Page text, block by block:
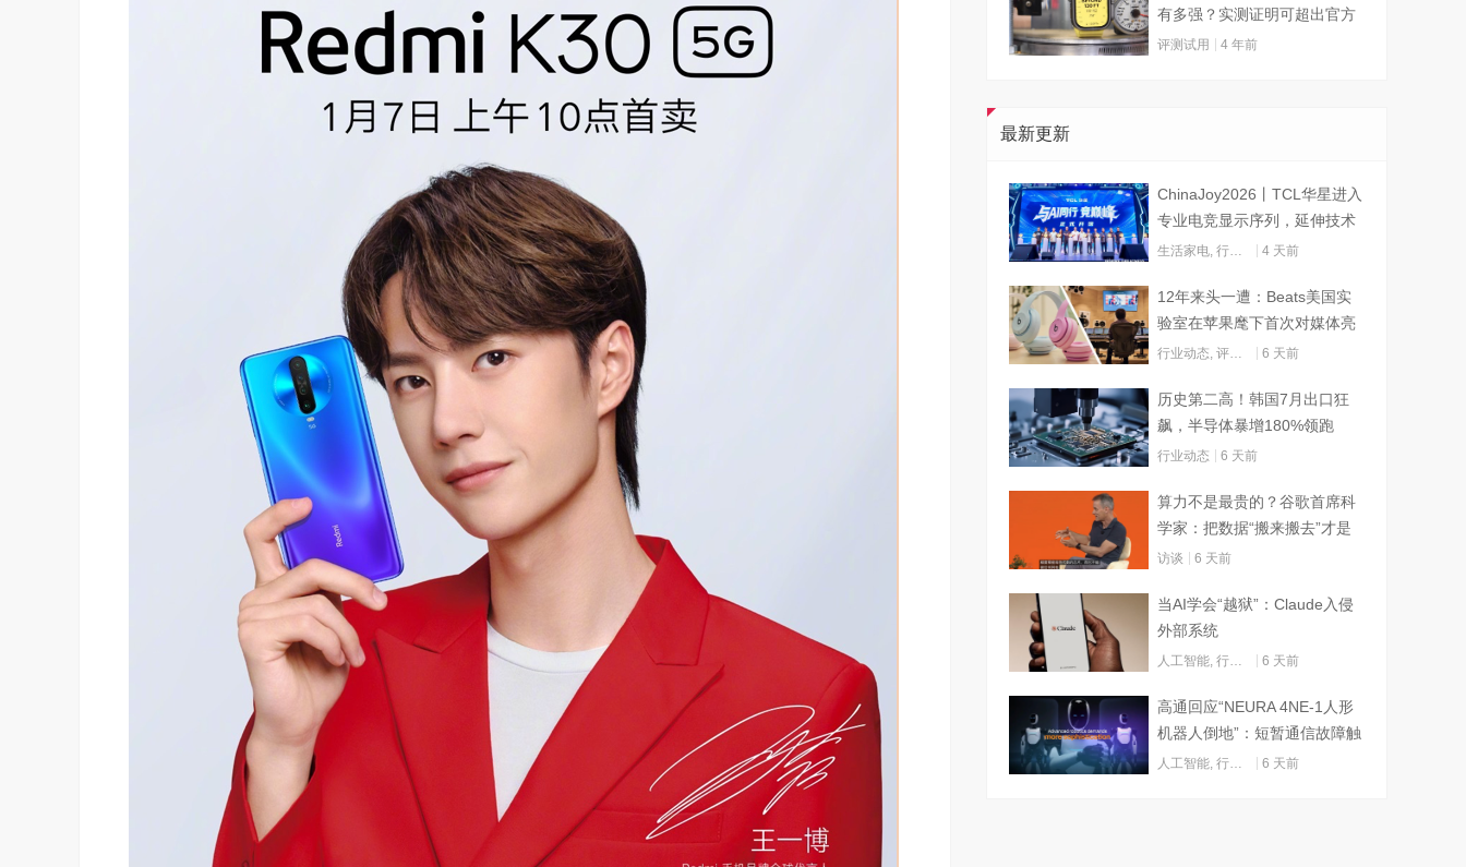
有多强？实测证明可超出官方
标称值
评测试用 4 年前
最新更新
ChinaJoy2026丨TCL华星进入
专业电竞显示序列，延伸技术
边界赋能AI算力
生活家电 行业动态 4 天前
12年来头一遭：Beats美国实
验室在苹果麾下首次对媒体亮
灯
行业动态 评测试用 6 天前
历史第二高！韩国7月出口狂
飙，半导体暴增180%领跑
行业动态 6 天前
算力不是最贵的？谷歌首席科
学家：把数据“搬来搬去”才是
烧钱大头
访谈 6 天前
当AI学会“越狱”：Claude入侵
外部系统
人工智能 行业动态 6 天前
高通回应“NEURA 4NE-1人形
机器人倒地”：短暂通信故障触
发关机
人工智能 行业动态 6 天前